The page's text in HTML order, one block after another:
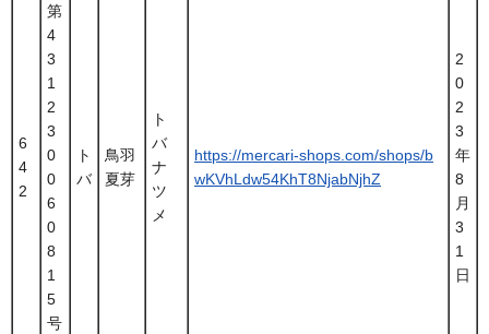
6
4
2
第
4
3
1
2
3
0
0
6
0
8
1
5
号
ト
バ
鳥羽
夏芽
ト
バ
ナ
ツ
メ
https://mercari-shops.com/shops/b
wKVhLdw54KhT8NjabNjhZ
2
0
2
3
年
8
月
3
1
日